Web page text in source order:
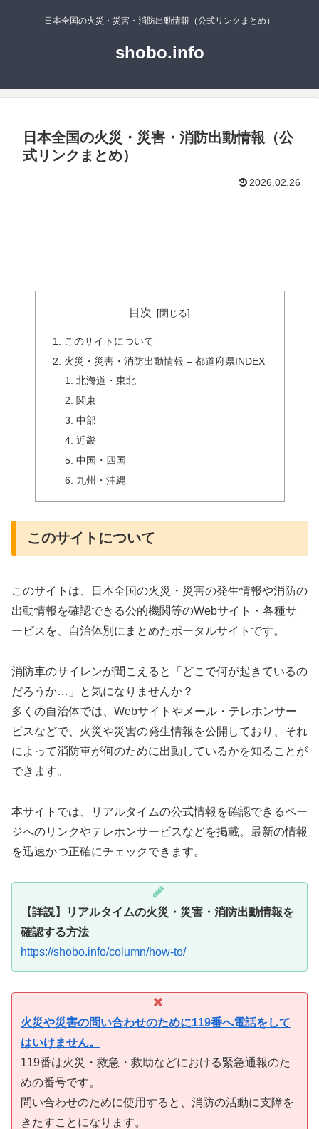
日本全国の火災・災害・消防出動情報（公式リンクまとめ）
shobo.info
日本全国の火災・災害・消防出動情報（公
式リンクまとめ）
2026.02.26
目次
このサイトについて
火災・災害・消防出動情報 – 都道府県INDEX
北海道・東北
関東
中部
近畿
中国・四国
九州・沖縄
このサイトについて
このサイトは、日本全国の火災・災害の発生情報や消防の
出動情報を確認できる公的機関等のWebサイト・各種サ
ービスを、自治体別にまとめたポータルサイトです。
消防車のサイレンが聞こえると「どこで何が起きているの
だろうか…」と気になりませんか？
多くの自治体では、Webサイトやメール・テレホンサー
ビスなどで、火災や災害の発生情報を公開しており、それ
によって消防車が何のために出動しているかを知ることが
できます。
本サイトでは、リアルタイムの公式情報を確認できるペー
ジへのリンクやテレホンサービスなどを掲載。最新の情報
を迅速かつ正確にチェックできます。
【詳説】リアルタイムの火災・災害・消防出動情報を
確認する方法
https://shobo.info/column/how-to/
火災や災害の問い合わせのために119番へ電話をして
はいけません。
119番は火災・救急・救助などにおける緊急通報のた
めの番号です。
問い合わせのために使用すると、消防の活動に支障を
きたすことになります。